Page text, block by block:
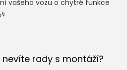
vašeho vozu o chytré funkce
rady s montáží?